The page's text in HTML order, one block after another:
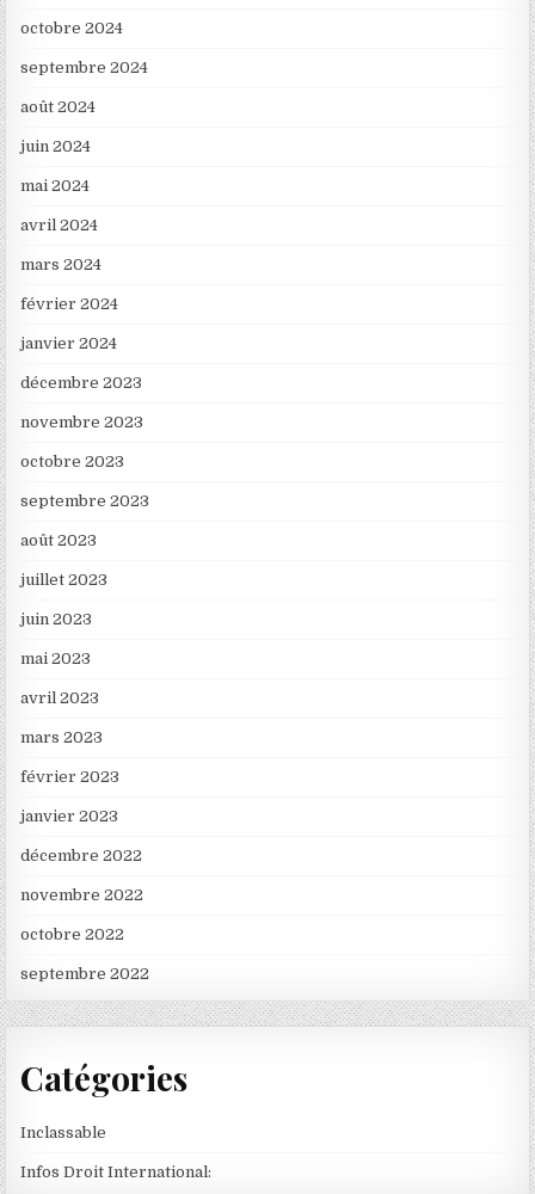
octobre 2024
septembre 2024
août 2024
juin 2024
mai 2024
avril 2024
mars 2024
février 2024
janvier 2024
décembre 2023
novembre 2023
octobre 2023
septembre 2023
août 2023
juillet 2023
juin 2023
mai 2023
avril 2023
mars 2023
février 2023
janvier 2023
décembre 2022
novembre 2022
octobre 2022
septembre 2022
Catégories
Inclassable
Infos Droit International: